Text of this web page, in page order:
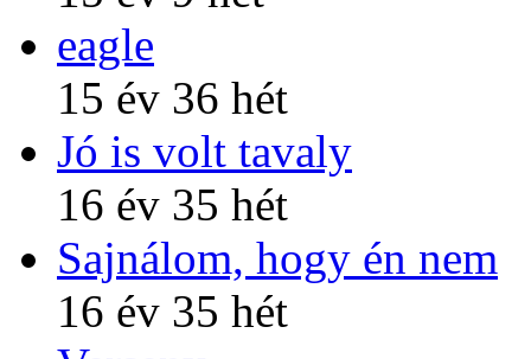
eagle
15 év 36 hét
Jó is volt tavaly
16 év 35 hét
Sajnálom, hogy én nem
16 év 35 hét